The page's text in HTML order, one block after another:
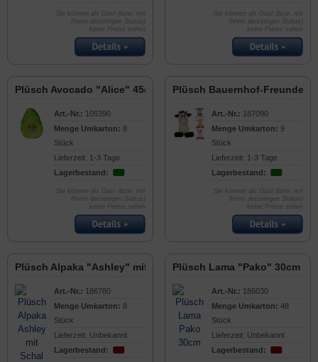
Sie können als Gast (bzw. mit
Ihrem derzeitigen Status)
keine Preise sehen
Sie können als Gast (bzw. mit
Ihrem derzeitigen Status)
keine Preise sehen
Plüsch Avocado "Alice" 45cm
Art.-Nr.: 105390
Menge Umkarton: 8
Stück
Lieferzeit: 1-3 Tage
Lagerbestand:
Sie können als Gast (bzw. mit
Ihrem derzeitigen Status)
keine Preise sehen
Plüsch Bauernhof-Freunde
Art.-Nr.: 187090
Menge Umkarton: 9
Stück
Lieferzeit: 1-3 Tage
Lagerbestand:
Sie können als Gast (bzw. mit
Ihrem derzeitigen Status)
keine Preise sehen
Plüsch Alpaka "Ashley" mit Schal 42cm
Art.-Nr.: 186780
Menge Umkarton: 8
Stück
Lieferzeit: Unbekannt
Lagerbestand:
Plüsch Lama "Pako" 30cm
Art.-Nr.: 186030
Menge Umkarton: 48
Stück
Lieferzeit: Unbekannt
Lagerbestand: